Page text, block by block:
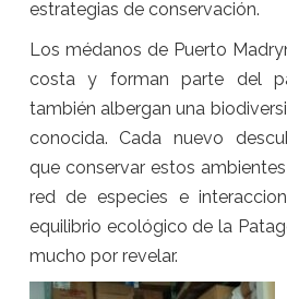
estrategias de conservación.
Los médanos de Puerto
costa y forman parte del
también albergan una
conocida. Cada nuevo
que conservar estos
red de especies e
equilibrio ecológico de la
mucho por revelar.